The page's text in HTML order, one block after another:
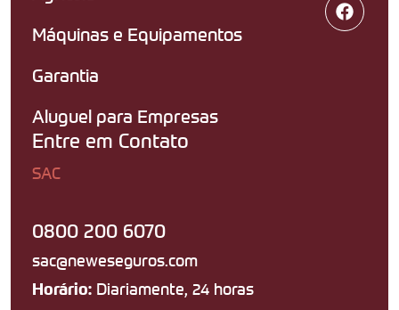
Máquinas e Equipamentos
Garantia
Aluguel para Empresas
Entre em Contato
SAC
0800 200 6070
sac@neweseguros.com
Horário: Diariamente, 24 horas